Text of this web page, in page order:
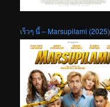
เร็วๆ นี้ – Marsupilami (2025)